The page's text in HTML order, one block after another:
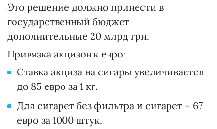
Это решение должно принести в
государственный бюджет
дополнительные 20 млрд грн.
Привязка акцизов к евро:
Ставка акциза на сигары увеличивается
до 85 евро за 1 кг.
Для сигарет без фильтра и сигарет – 67
евро за 1000 штук.